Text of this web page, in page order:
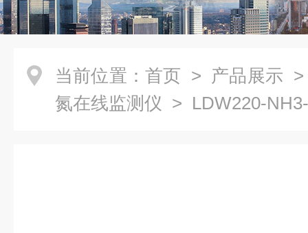
当前位置： 首页 > 产品展示
氮在线监测仪 > LDW220-